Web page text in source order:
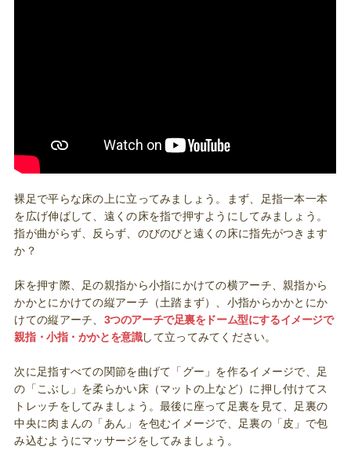
裸足で平らな床の上に立ってみましょう。まず、足指一本一本
を広げ伸ばして、遠くの床を指で押すようにしてみましょう。
指が曲がらず、反らず、のびのびと遠くの床に指先がつきます
か？
床を押す際、足の親指から小指にかけての横アーチ、親指から
かかとにかけての縦アーチ（土踏まず）、小指からかかとにか
けての縦アーチ、 3つのアーチで足裏をドーム型にするイメージで
親指・小指・かかとを意識して立ってみてください。
次に足指すべての関節を曲げて「グー」を作るイメージで、足
の「こぶし」を柔らかい床（マットの上など）に押し付けてス
トレッチをしてみましょう。最後に座って足裏を見て、足裏の
中央に肉まんの「あん」を包むイメージで、足裏の「皮」で包
み込むようにマッサージをしてみましょう。